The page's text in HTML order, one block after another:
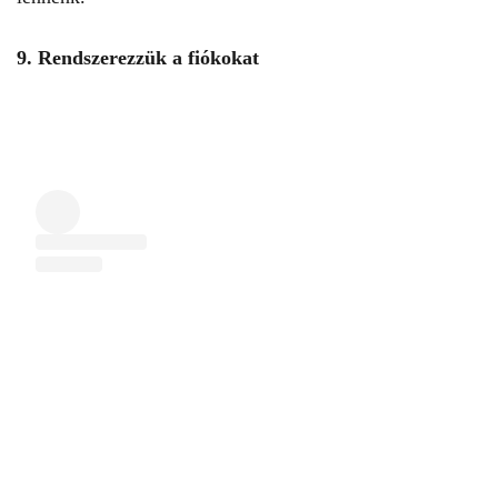
9. Rendszerezzük a fiókokat